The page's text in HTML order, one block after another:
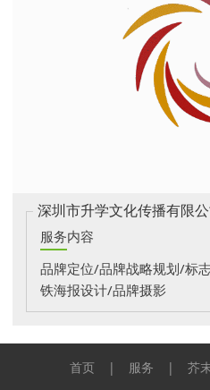
深圳市升学文化传播有限
服务内容
品牌定位/品牌战略规划/标
铁海报设计/品牌摄影
首页 | 服务 | 芥